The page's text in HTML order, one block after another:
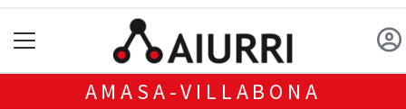
AMASA-VILLABONA